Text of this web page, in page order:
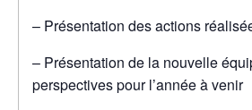
– Présentation des actions
– Présentation de la nouvelle
perspectives pour l’année à venir